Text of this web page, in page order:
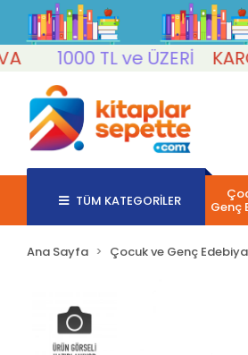
1000 TL ve ÜZERİ
KARGO
TÜM KATEGORİLER Genç
Ana Sayfa Çocuk ve Genç